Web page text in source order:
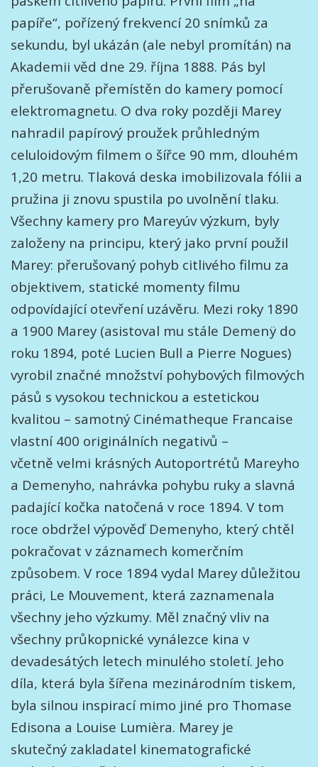
papíře“, pořízený frekvencí 20 snímků za
sekundu, byl ukázán (ale nebyl promítán) na
Akademii věd dne 29. října 1888. Pás byl
přerušovaně přemístěn do kamery pomocí
elektromagnetu. O dva roky později Marey
nahradil papírový proužek průhledným
celuloidovým filmem o šířce 90 mm, dlouhém
1,20 metru. Tlaková deska imobilizovala fólii a
pružina ji znovu spustila po uvolnění tlaku.
Všechny kamery pro Mareyúv výzkum, byly
založeny na principu, který jako první použil
Marey: přerušovaný pohyb citlivého filmu za
objektivem, statické momenty filmu
odpovídající otevření uzávěru. Mezi roky 1890
a 1900 Marey (asistoval mu stále Demenÿ do
roku 1894, poté Lucien Bull a Pierre Nogues)
vyrobil značné množství pohybových filmových
pásů s vysokou technickou a estetickou
kvalitou – samotný Cinématheque Francaise
vlastní 400 originálních negativů –
včetně velmi krásných Autoportrétů Mareyho
a Demenyho, nahrávka pohybu ruky a slavná
padající kočka natočená v roce 1894. V tom
roce obdržel výpověď Demenyho, který chtěl
pokračovat v záznamech komerčním
způsobem. V roce 1894 vydal Marey důležitou
práci, Le Mouvement, která zaznamenala
všechny jeho výzkumy. Měl značný vliv na
všechny průkopnické vynálezce kina v
devadesátých letech minulého století. Jeho
díla, která byla šířena mezinárodním tiskem,
byla silnou inspirací mimo jiné pro Thomase
Edisona a Louise Lumièra. Marey je
skutečný zakladatel kinematografické